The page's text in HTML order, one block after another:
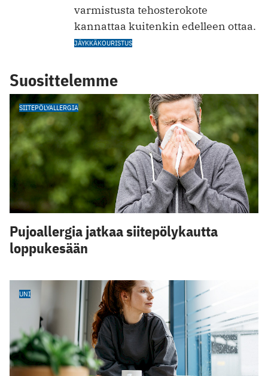
varmistusta tehosterokote
kannattaa kuitenkin edelleen ottaa.
JÄYKKÄKOURISTUS
Suosittelemme
SIITEPÖLYALLERGIA
Pujoallergia jatkaa siitepölykautta
loppukesään
UNI